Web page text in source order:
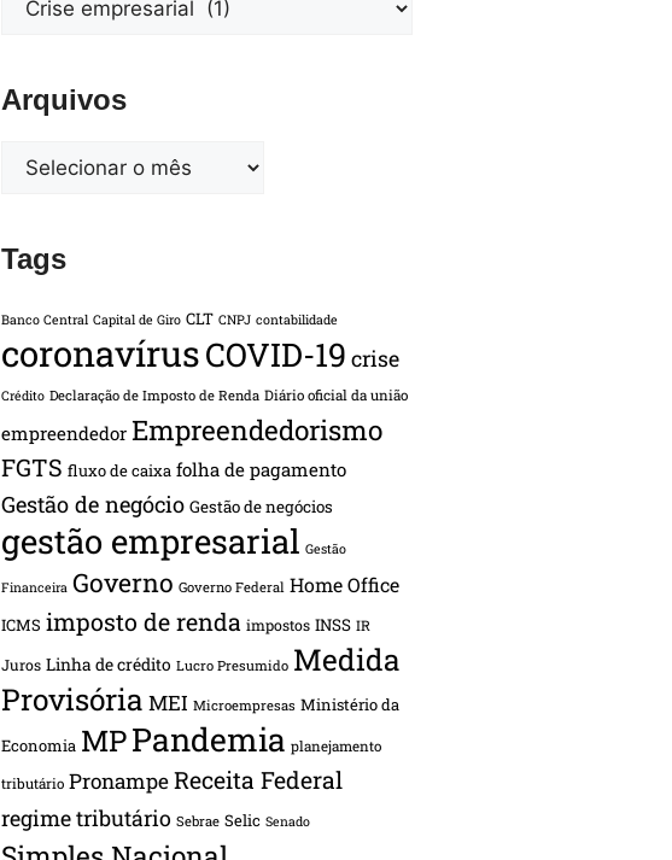
Arquivos
Tags
Banco Central Capital de Giro CLT CNPJ contabilidade
coronavírusCOVID-19 crise
Crédito Declaração de Imposto de Renda Diário oficial da união
empreendedor Empreendedorismo
FGTS fluxo de caixa folha de pagamento
Gestão de negócio Gestão de negócios
gestão empresarial Gestão
Financeira Governo Governo Federal Home Office
ICMS imposto de renda impostos INSS IR
Juros Linha de crédito Lucro Presumido Medida
Provisória MEI Microempresas Ministério da
Economia MPPandemia planejamento
tributário PronampeReceita Federal
regime tributário Sebrae Selic Senado